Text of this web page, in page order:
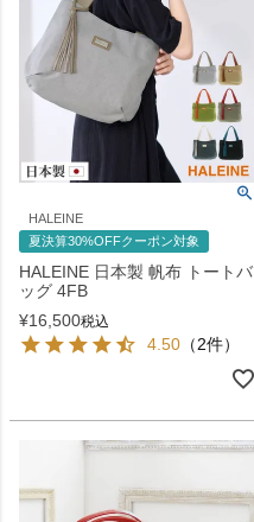
HALEINE
夏決算30%OFFクーポン対象
HALEINE 日本製 帆布 トートバ
ッグ 4FB
¥16,500税込
4.50 （2件）